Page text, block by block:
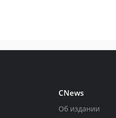
CNews
Об издании